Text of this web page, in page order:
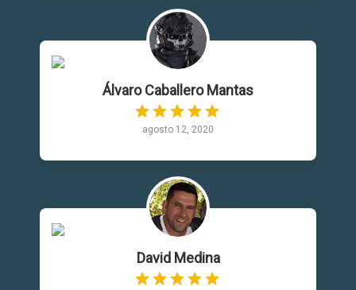
Álvaro Caballero Mantas
agosto 12, 2020
David Medina